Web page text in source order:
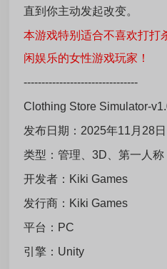
直到你主动发起改变。
本游戏特别适合不喜欢打打
闲娱乐的女性游戏玩家！
--------------------------------
Clothing Store Simulator-
发布日期：2025年11月28日
类型：管理、3D、第一人称
开发者：Kiki Games
发行商：Kiki Games
平台：PC
引擎：Unity